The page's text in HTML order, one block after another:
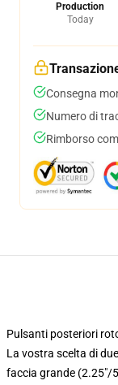
Production
Today
Consegna
Numero di
Rimborso
Pulsanti posteriori
La vostra scelta di
faccia grande (2.25"/